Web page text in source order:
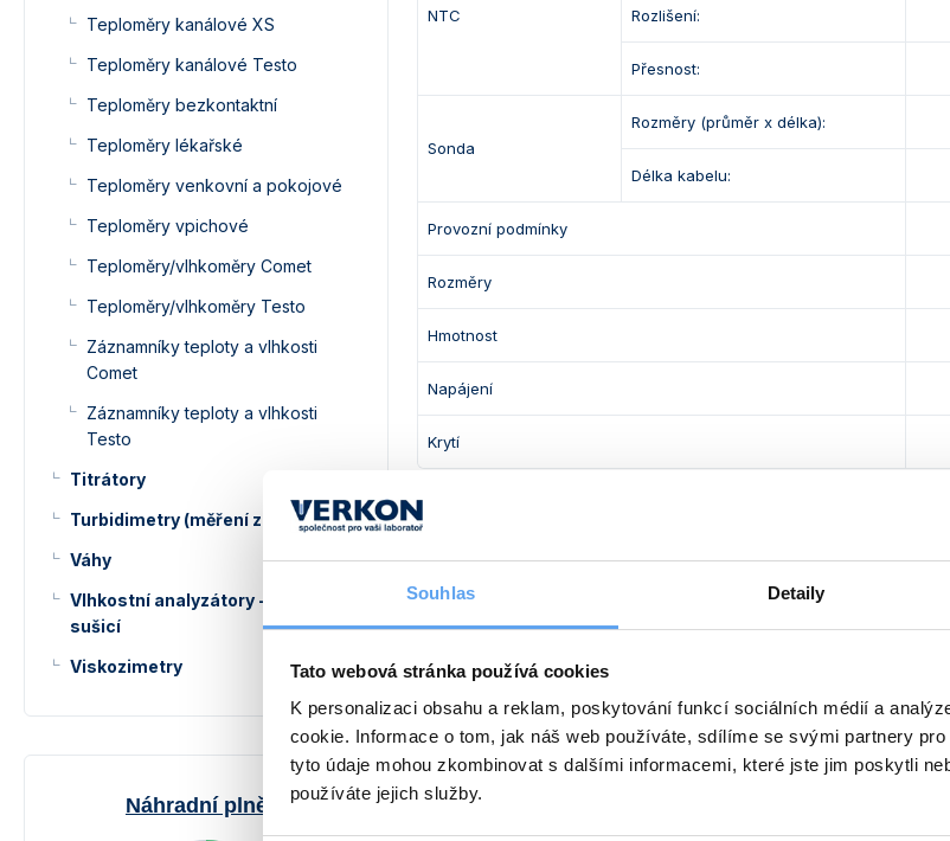
Souhlas Detaily
Tato webová stránka používá cookies
K personalizaci obsahu a reklam, poskytování funkcí sociálních médií a
cookie. Informace o tom, jak náš web používáte, sdílíme se svými partnery
tyto údaje mohou zkombinovat s dalšími informacemi, které jste jim poskytli
používáte jejich služby.
Teploměry kanálové XS
Teploměry kanálové Testo
Teploměry bezkontaktní
Teploměry lékařské
Teploměry venkovní a pokojové
Teploměry vpichové
Teploměry/vlhkoměry Comet
Teploměry/vlhkoměry Testo
Záznamníky teploty a vlhkosti
Comet
Záznamníky teploty a vlhkosti
Testo
Titrátory
Turbidimetry (měření zákalu)
Váhy
Vlhkostní analyzátory - váhy
sušicí
Viskozimetry
Náhradní plnění
NTC Rozlišení:
Přesnost:
Sonda
Rozměry (průměr x délka):
Délka kabelu:
Provozní podmínky
Rozměry
Hmotnost
Napájení
Krytí
Popis
471 880 563 425 testo 425 Včetně přepravního
Malá kompaktní tiskárna s rozhraním Bluetooth a